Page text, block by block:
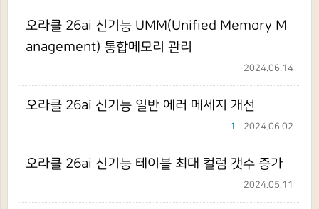
오라클 26ai 신기능 UMM(Unified Memory M
anagement) 통합메모리 관리
2024.06.14
오라클 26ai 신기능 일반 에러 메세지 개선
2024.06.02
1
오라클 26ai 신기능 테이블 최대 컬럼 갯수 증가
2024.05.11